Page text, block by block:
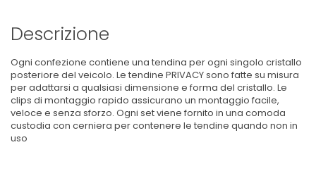
Descrizione
Ogni confezione contiene una tendina per ogni singolo cristallo
posteriore del veicolo. Le tendine PRIVACY sono fatte su misura
per adattarsi a qualsiasi dimensione e forma del cristallo. Le
clips di montaggio rapido assicurano un montaggio facile,
veloce e senza sforzo. Ogni set viene fornito in una comoda
custodia con cerniera per contenere le tendine quando non in
uso